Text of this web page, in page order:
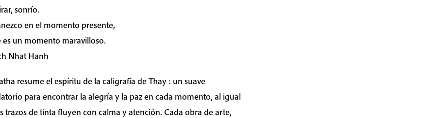
sonrío.
en el momento presente,
es un momento maravilloso.
Nhat Hanh
resume el espíritu de la caligrafía de Thay : un suave
para encontrar la alegría y la paz en cada momento, al igual
trazos de tinta fluyen con calma y atención. Cada obra de arte,